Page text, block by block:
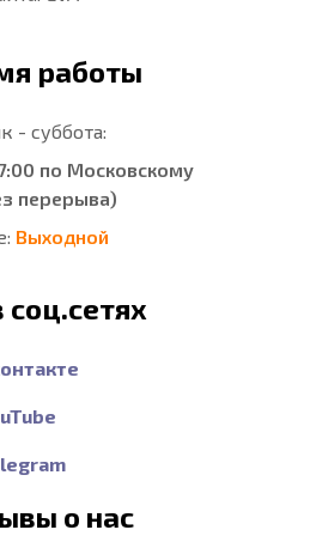
работы
- суббота:
по Московскому
перерыва)
Выходной
о нас